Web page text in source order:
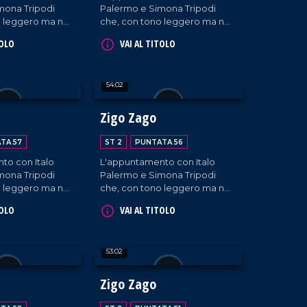
Tripodi
ma non
intervistano
Palermo e Simona Tripodi
che, con tono leggero ma non
l'informazione e intervistano
Lamezia Terme.
VAI AL TITOLO
57
con Italo
Tripodi
ma non
intervistano
54:02
Zigo Zago
ST 2 PUNTATA 56
L'appuntamento con Italo
Palermo e Simona Tripodi
che, con tono leggero ma non
l'informazione e intervistano
Lamezia Terme.
VAI AL TITOLO
53:02
Zigo Zago